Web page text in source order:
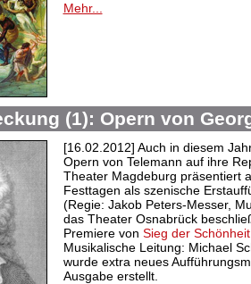
Mehr...
(1): Opern von
[16.02.2012] Auch in diesem
Opern von Telemann auf ihre
Theater Magdeburg präsentiert
Festtagen als szenische
(Regie: Jakob Peters-Messer,
das Theater Osnabrück
Premiere von Sieg der Schönheit
Musikalische Leitung: Michael
wurde extra neues
Ausgabe erstellt.